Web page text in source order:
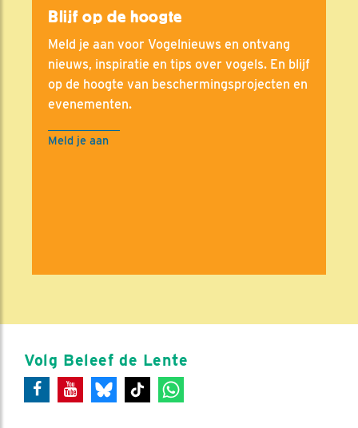
Blijf op de hoogte
Meld je aan voor Vogelnieuws en ontvang
nieuws, inspiratie en tips over vogels. En blijf
op de hoogte van beschermingsprojecten en
evenementen.
Meld je aan
Volg Beleef de Lente